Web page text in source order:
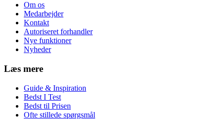
Om os
Medarbejder
Kontakt
Autoriseret forhandler
Nye funktioner
Nyheder
Læs mere
Guide & Inspiration
Bedst I Test
Bedst til Prisen
Ofte stillede spørgsmål